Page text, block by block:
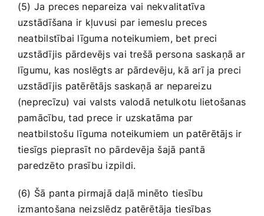
(5) Ja preces nepareiza vai nekvalitatīva
uzstādīšana ir kļuvusi par iemeslu preces
neatbilstībai līguma noteikumiem, bet preci
uzstādījis pārdevējs vai trešā persona saskaņā ar
līgumu, kas noslēgts ar pārdevēju, kā arī ja preci
uzstādījis patērētājs saskaņā ar nepareizu
(neprecīzu) vai valsts valodā netulkotu lietošanas
pamācību, tad prece ir uzskatāma par
neatbilstošu līguma noteikumiem un patērētājs ir
tiesīgs pieprasīt no pārdevēja šajā pantā
paredzēto prasību izpildi.
(6) Šā panta pirmajā daļā minēto tiesību
izmantošana neizslēdz patērētāja tiesības